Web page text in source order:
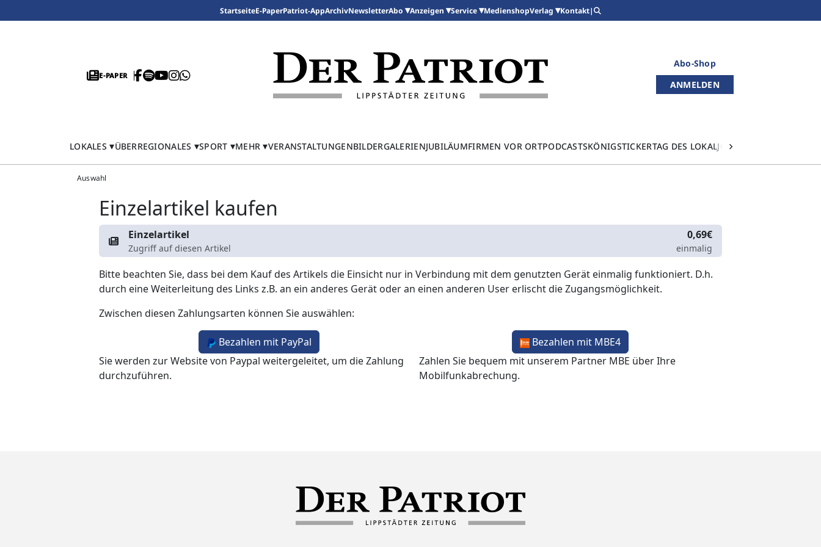
StartseiteE-PaperPatriot-AppArchivNewsletterAbo Anzeigen Service MedienshopVerlag Kontakt|
E-PAPER
Abo-Shop
ANMELDEN
LOKALES ÜBERREGIONALES SPORT MEHR VERANSTALTUNGENBILDERGALERIENJUBILÄUMFIRMEN VOR ORTPODCASTSKÖNIGSTICKERTAG DES LOKALJOURNALISMUS
Auswahl
Einzelartikel kaufen
Einzelartikel
Zugriff auf diesen Artikel
0,69€
einmalig
Bitte beachten Sie, dass bei dem Kauf des Artikels die Einsicht nur in Verbindung mit dem genutzten Gerät einmalig funktioniert. D.h.
durch eine Weiterleitung des Links z.B. an ein anderes Gerät oder an einen anderen User erlischt die Zugangsmöglichkeit.
Zwischen diesen Zahlungsarten können Sie auswählen:
Bezahlen mit PayPal
Sie werden zur Website von Paypal weitergeleitet, um die Zahlung
durchzuführen.
Bezahlen mit MBE4
Zahlen Sie bequem mit unserem Partner MBE über Ihre
Mobilfunkabrechung.